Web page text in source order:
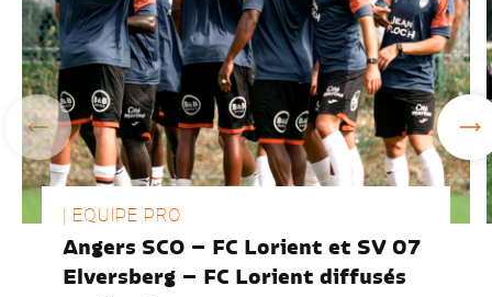
| EQUIPE PRO
Angers SCO – FC Lorient et SV 07
Elversberg – FC Lorient diffusés